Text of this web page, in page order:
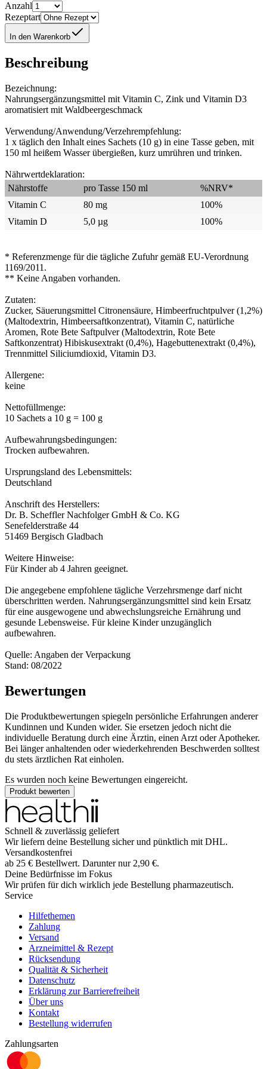
Anzahl
Rezeptart
In den Warenkorb
Beschreibung
Bezeichnung:
Nahrungsergänzungsmittel mit Vitamin C, Zink und Vitamin D3
aromatisiert mit Waldbeergeschmack
Verwendung/Anwendung/Verzehrempfehlung:
1 x täglich den Inhalt eines Sachets (10 g) in eine Tasse geben, mit
150 ml heißem Wasser übergießen, kurz umrühren und trinken.
Nährwertdeklaration:
Nährstoffe
pro Tasse 150 ml
%NRV*
Vitamin C
80 mg
100%
Vitamin D
5,0 µg 100%
* Referenzmenge für die tägliche Zufuhr gemäß EU-Verordnung
1169/2011.
** Keine Angaben vorhanden.
Zutaten:
Zucker, Säuerungsmittel Citronensäure, Himbeerfruchtpulver (1,2%)
(Maltodextrin, Himbeersaftkonzentrat), Vitamin C, natürliche
Aromen, Rote Bete Saftpulver (Maltodextrin, Rote Bete
Saftkonzentrat) Hibiskusextrakt (0,4%), Hagebuttenextrakt (0,4%),
Trennmittel Siliciumdioxid, Vitamin D3.
Allergene:
keine
Nettofüllmenge:
10 Sachets a 10 g = 100 g
Aufbewahrungsbedingungen:
Trocken aufbewahren.
Ursprungsland des Lebensmittels:
Deutschland
Anschrift des Herstellers:
Dr. B. Scheffler Nachfolger GmbH & Co. KG
Senefelderstraße 44
51469 Bergisch Gladbach
Weitere Hinweise:
Für Kinder ab 4 Jahren geeignet.
Die angegebene empfohlene tägliche Verzehrsmenge darf nicht
überschritten werden. Nahrungsergänzungsmittel sind kein Ersatz
für eine ausgewogene und abwechslungsreiche Ernährung und
gesunde Lebensweise. Für kleine Kinder unzugänglich
aufbewahren.
Quelle: Angaben der Verpackung
Stand: 08/2022
Bewertungen
Die Produktbewertungen spiegeln persönliche Erfahrungen anderer
Kundinnen und Kunden wider. Sie ersetzen jedoch nicht die
individuelle Beratung durch eine Ärztin, einen Arzt oder Apotheker.
Bei länger anhaltenden oder wiederkehrenden Beschwerden solltest
du stets ärztlichen Rat einholen.
Es wurden noch keine Bewertungen eingereicht.
Produkt bewerten
Schnell & zuverlässig geliefert
Wir liefern deine Bestellung sicher und pünktlich mit DHL.
Versandkostenfrei
ab 25 € Bestellwert. Darunter nur 2,90 €.
Deine Bedürfnisse im Fokus
Wir prüfen für dich wirklich jede Bestellung pharmazeutisch.
Service
Hilfethemen
Zahlung
Versand
Arzneimittel & Rezept
Rücksendung
Qualität & Sicherheit
Datenschutz
Erklärung zur Barrierefreiheit
Über uns
Kontakt
Bestellung widerrufen
Zahlungsarten